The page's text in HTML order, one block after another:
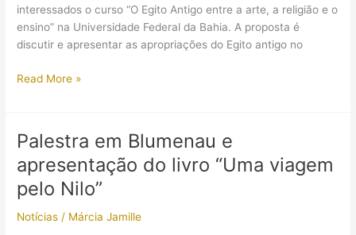
interessados o curso “O Egito Antigo entre a arte, a religião e o
ensino” na Universidade Federal da Bahia. A proposta é
discutir e apresentar as apropriações do Egito antigo no
Curso:
entre
a
arte,
a
religião
Read More »
Palestra em Blumenau e
apresentação do livro “Uma viagem
pelo Nilo”
Notícias / Márcia Jamille